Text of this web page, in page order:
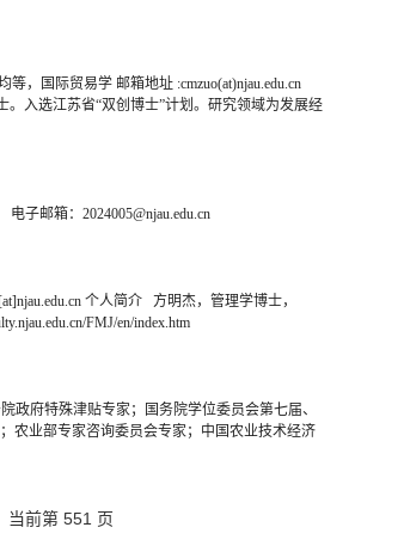
，国际贸易学 邮箱地址 :cmzuo(at)njau.edu.cn
入选江苏省“双创博士”计划。研究领域为发展经
：2024005@njau.edu.cn
个人简介 方明杰，管理学博士，
FMJ/en/index.htm
政府特殊津贴专家；国务院学位委员会第七届、
农业部专家咨询委员会专家；中国农业技术经济
前第 551 页